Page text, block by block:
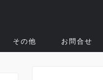
その他 お問合せ